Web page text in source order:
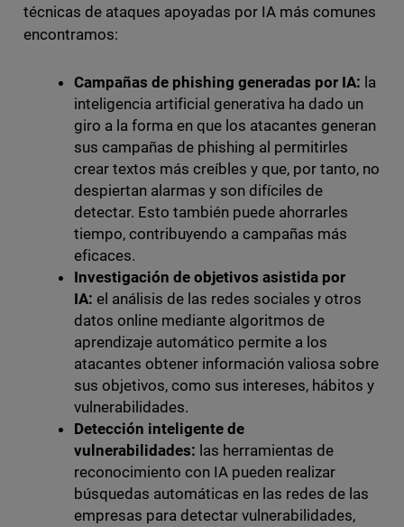
técnicas de ataques apoyadas por IA más comunes
encontramos:
Campañas de phishing generadas por IA: la
inteligencia artificial generativa ha dado un
giro a la forma en que los atacantes generan
sus campañas de phishing al permitirles
crear textos más creíbles y que, por tanto, no
despiertan alarmas y son difíciles de
detectar. Esto también puede ahorrarles
tiempo, contribuyendo a campañas más
eficaces.
Investigación de objetivos asistida por
IA: el análisis de las redes sociales y otros
datos online mediante algoritmos de
aprendizaje automático permite a los
atacantes obtener información valiosa sobre
sus objetivos, como sus intereses, hábitos y
vulnerabilidades.
Detección inteligente de
vulnerabilidades: las herramientas de
reconocimiento con IA pueden realizar
búsquedas automáticas en las redes de las
empresas para detectar vulnerabilidades,